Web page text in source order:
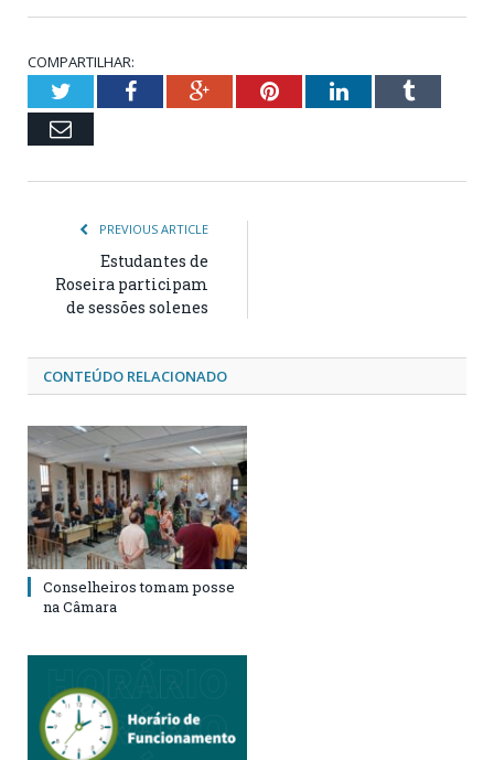
COMPARTILHAR:
TwitterFacebookGoogle+PinterestLinkedInTumblr
Email
PREVIOUS ARTICLE
Estudantes de
Roseira participam
de sessões solenes
CONTEÚDO RELACIONADO
Conselheiros tomam posse
na Câmara